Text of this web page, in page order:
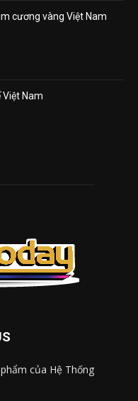
cương vàng Việt Nam
Việt Nam
của Hệ Thống